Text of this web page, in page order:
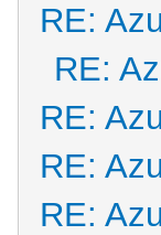
RE:
RE:
RE:
RE:
RE: